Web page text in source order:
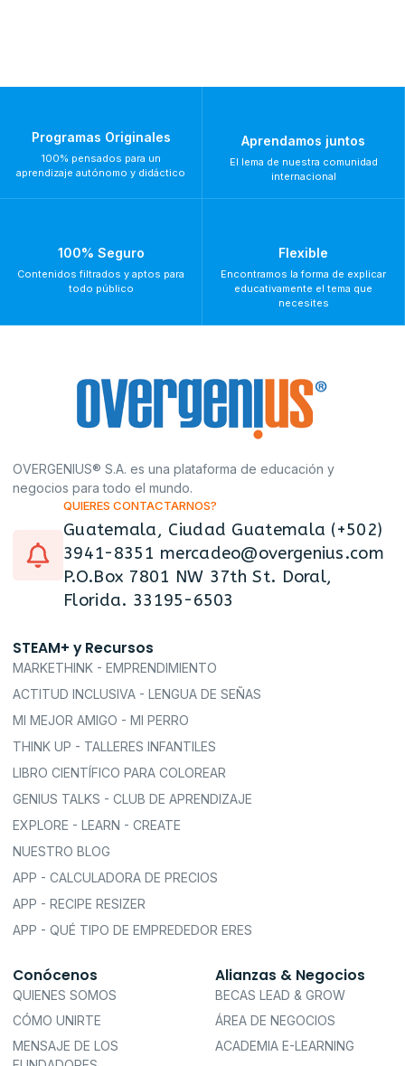
Programas Originales
100% pensados para un
aprendizaje autónomo y didáctico
Aprendamos juntos
El lema de nuestra comunidad
internacional
100% Seguro
Contenidos filtrados y aptos para
todo público
Flexible
Encontramos la forma de explicar
educativamente el tema que
necesites
OVERGENIUS® S.A. es una plataforma de educación y
negocios para todo el mundo.
QUIERES CONTACTARNOS?
Guatemala, Ciudad Guatemala (+502)
3941-8351 mercadeo@overgenius.com
P.O.Box 7801 NW 37th St. Doral,
Florida. 33195-6503
STEAM+ y Recursos
MARKETHINK - EMPRENDIMIENTO
ACTITUD INCLUSIVA - LENGUA DE SEÑAS
MI MEJOR AMIGO - MI PERRO
THINK UP - TALLERES INFANTILES
LIBRO CIENTÍFICO PARA COLOREAR
GENIUS TALKS - CLUB DE APRENDIZAJE
EXPLORE - LEARN - CREATE
NUESTRO BLOG
APP - CALCULADORA DE PRECIOS
APP - RECIPE RESIZER
APP - QUÉ TIPO DE EMPREDEDOR ERES
Conócenos
QUIENES SOMOS
CÓMO UNIRTE
MENSAJE DE LOS
Alianzas & Negocios
BECAS LEAD & GROW
ÁREA DE NEGOCIOS
ACADEMIA E-LEARNING